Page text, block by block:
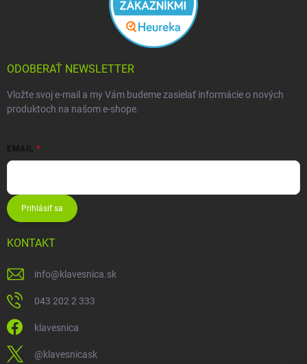
ODOBERAŤ NEWSLETTER
Vložte svoj e-mail a my Vám budeme zasielať informácie o nových
produktoch na našom e-shope.
EMAIL
Prihlásiť sa
KONTAKT
info@klavesnica.sk
043 202 2 333
klavesnica
@klavesnicask